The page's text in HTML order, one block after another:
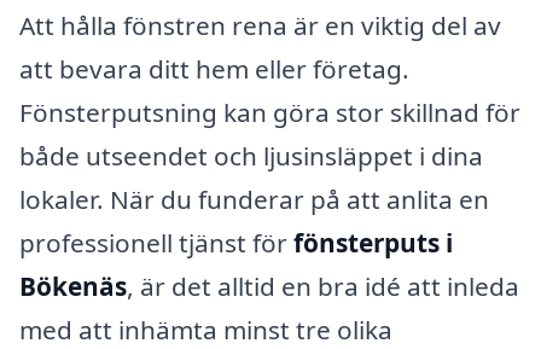
Att hålla fönstren rena är en viktig del av
att bevara ditt hem eller företag.
Fönsterputsning kan göra stor skillnad för
både utseendet och ljusinsläppet i dina
lokaler. När du funderar på att anlita en
professionell tjänst förfönsterputs i
Bökenäs, är det alltid en bra idé att inleda
med att inhämta minst tre olika